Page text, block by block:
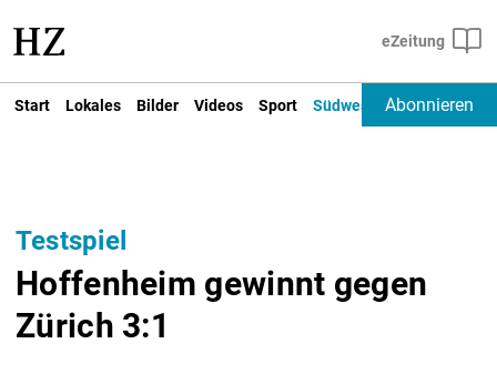
Start Lokales Bilder Videos Sport Südwest Deutschland
Abonnieren
Testspiel
Hoffenheim gewinnt gegen
Zürich 3:1